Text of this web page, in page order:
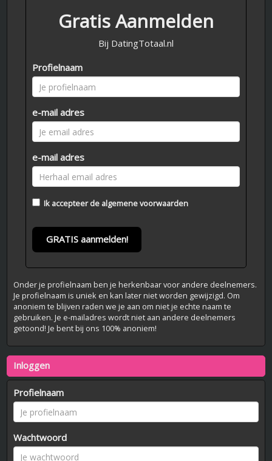
Gratis Aanmelden
Bij DatingTotaal.nl
Profielnaam
e-mail adres
e-mail adres
Ik accepteer de algemene voorwaarden
GRATIS aanmelden!
Onder je profielnaam ben je herkenbaar voor andere deelnemers.
Je profielnaam is uniek en kan later niet worden gewijzigd. Om
anoniem te blijven raden we je aan om niet je echte naam te
gebruiken. Je e-mailadres wordt niet aan andere deelnemers
getoond! Je bent bij ons 100% anoniem!
Inloggen
Profielnaam
Wachtwoord